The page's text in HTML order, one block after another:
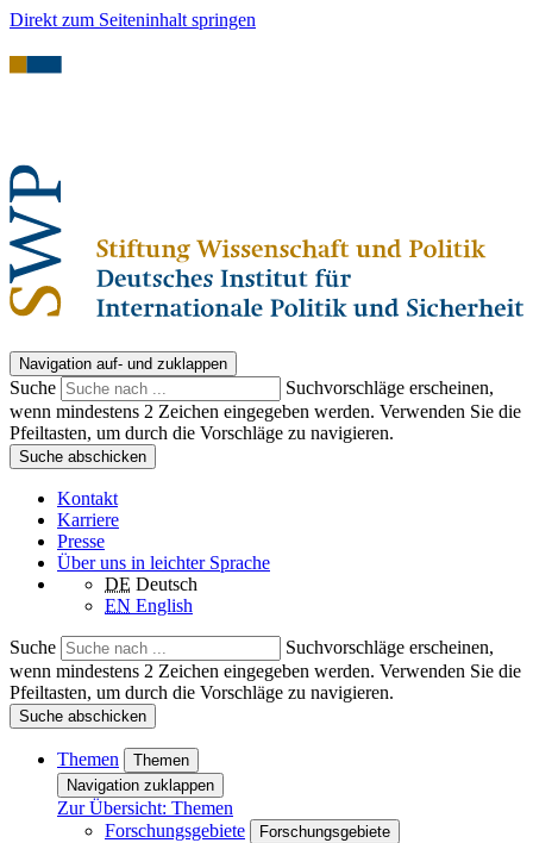
Direkt zum Seiteninhalt springen
Navigation auf- und zuklappen
Suche
Suchvorschläge erscheinen,
wenn mindestens 2 Zeichen eingegeben werden. Verwenden Sie die
Pfeiltasten, um durch die Vorschläge zu navigieren.
Suche abschicken
Kontakt
Karriere
Presse
Über uns in leichter Sprache
DE Deutsch
EN English
Suche
Suchvorschläge erscheinen,
wenn mindestens 2 Zeichen eingegeben werden. Verwenden Sie die
Pfeiltasten, um durch die Vorschläge zu navigieren.
Suche abschicken
Themen
Themen
Navigation zuklappen
Zur Übersicht: Themen
Forschungsgebiete
Forschungsgebiete